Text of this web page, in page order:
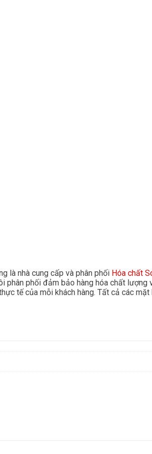
là nhà cung cấp và phân phối Hóa chất
phân phối đảm bảo hàng hóa chất lượng
tế của mỗi khách hàng. Tất cả các mặt